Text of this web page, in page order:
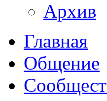
Архив
Главная
Общение